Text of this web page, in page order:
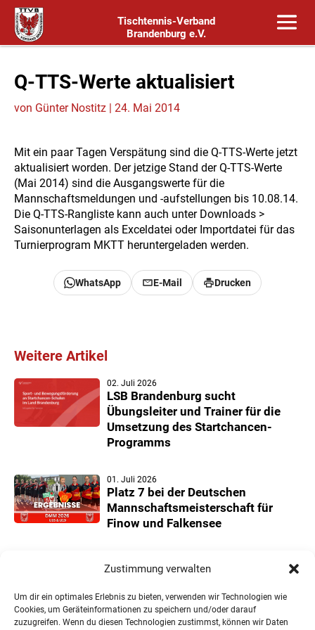
Zustimmung verwalten
Um dir ein optimales Erlebnis zu bieten, verwenden wir Technologien wie
Cookies, um Geräteinformationen zu speichern und/oder darauf
zuzugreifen. Wenn du diesen Technologien zustimmst, können wir Daten
Tischtennis-Verband
Brandenburg e.V.
Q-TTS-Werte aktualisiert
von Günter Nostitz | 24. Mai 2014
Mit ein paar Tagen Verspätung sind die Q-TTS-Werte jetzt
aktualisiert worden. Der jetzige Stand der Q-TTS-Werte
(Mai 2014) sind die Ausgangswerte für die
Mannschaftsmeldungen und -aufstellungen bis 10.08.14.
Die Q-TTS-Rangliste kann auch unter Downloads >
Saisonunterlagen als Exceldatei oder Importdatei für das
Turnierprogram MKTT heruntergeladen werden.
WhatsApp E-Mail Drucken
Weitere Artikel
LSB Brandenburg sucht
Übungsleiter und Trainer für die
Umsetzung des Startchancen-
Programms
02. Juli 2026
Platz 7 bei der Deutschen
Mannschaftsmeisterschaft für
Finow und Falkensee
01. Juli 2026
Neuer Teilnehmerrekord und
Landesmannschaftspokal U11/13